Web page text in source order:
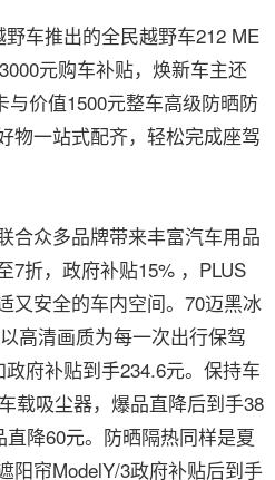
车推出的全民越野车212 ME
元购车补贴，焕新车主还
与价值1500元整车高级防晒防
物一站式配齐，轻松完成座驾
众多品牌带来丰富汽车用品
7折，政府补贴15% ，PLUS
又安全的车内空间。70迈黑冰
高清画质为每一次出行保驾
府补贴到手234.6元。保持车
载吸尘器，爆品直降后到手38
降60元。防晒隔热同样是夏
阳帘ModelY/3政府补贴后到手